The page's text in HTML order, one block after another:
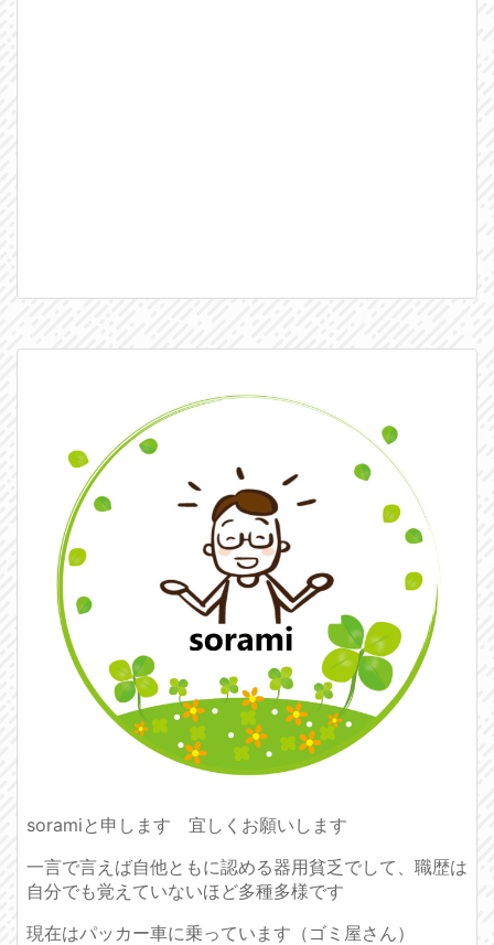
soramiと申します 宜しくお願いします
一言で言えば自他ともに認める器用貧乏でして、職歴は
自分でも覚えていないほど多種多様です
現在はパッカー車に乗っています（ゴミ屋さん）